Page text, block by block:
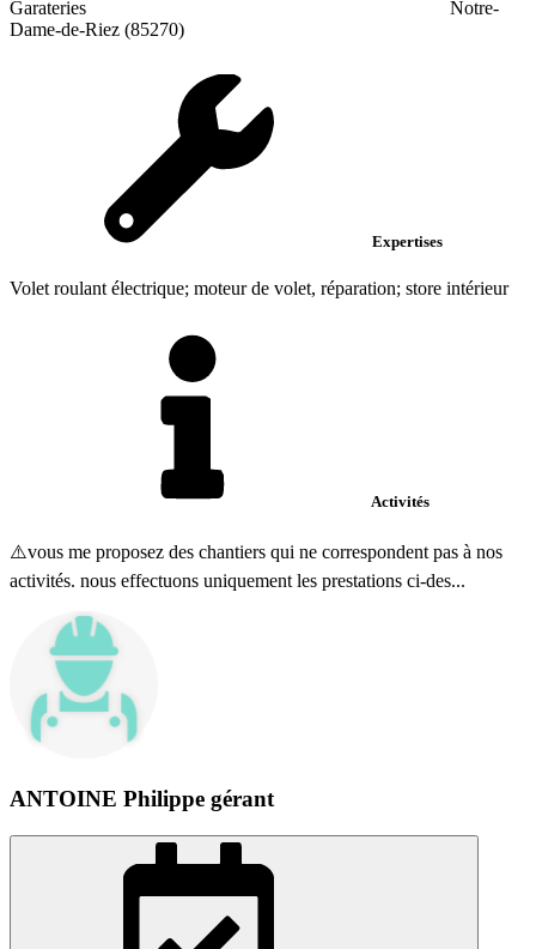
Garateries
Notre-
Dame-de-Riez (85270)
Expertises
Volet roulant électrique; moteur de volet, réparation; store intérieur
Activités
⚠️vous me proposez des chantiers qui ne correspondent pas à nos
activités. nous effectuons uniquement les prestations ci-des...
ANTOINE Philippe gérant